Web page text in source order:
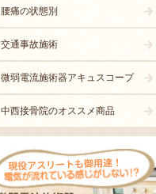
腰痛の状態別
交通事故施術
微弱電流施術器アキュスコープ
中西接骨院のオススメ商品